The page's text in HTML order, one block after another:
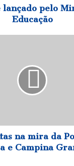
lançado pelo
Educação
na mira da
e Campina